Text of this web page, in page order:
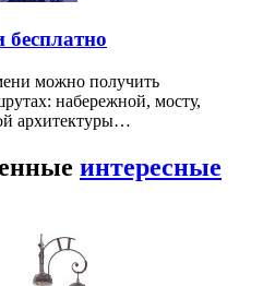
можно получить
набережной, мосту,
архитектуры…
интересные